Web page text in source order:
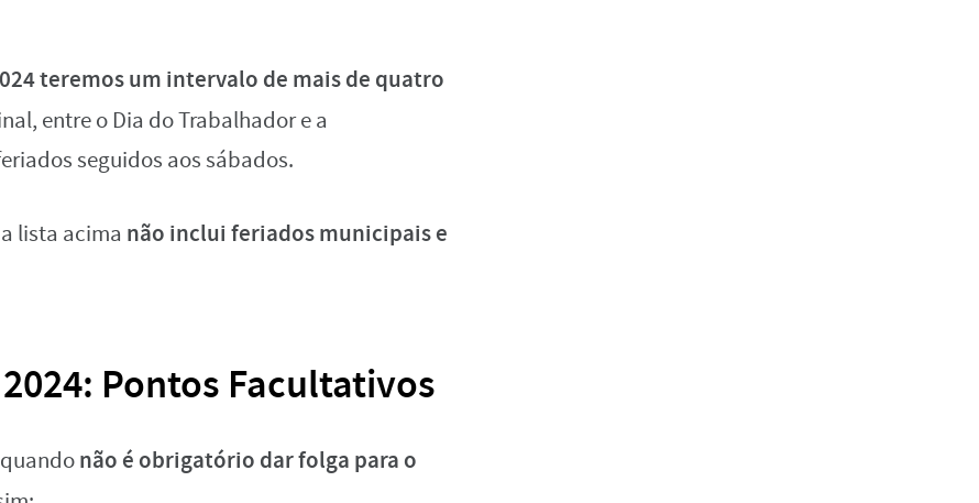
teremos um intervalo de mais de quatro
entre o Dia do Trabalhador e a
seguidos aos sábados.
lista acima não inclui feriados municipais e
Pontos Facultativos
não é obrigatório dar folga para o